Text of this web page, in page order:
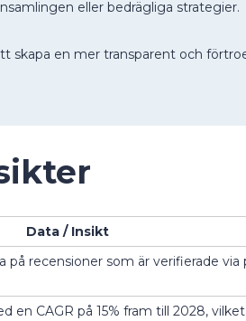
eller bedrägliga strategier.
en mer transparent och
Data / Insikt
recensioner som är verifierade
en CAGR på 15% fram till 2028,